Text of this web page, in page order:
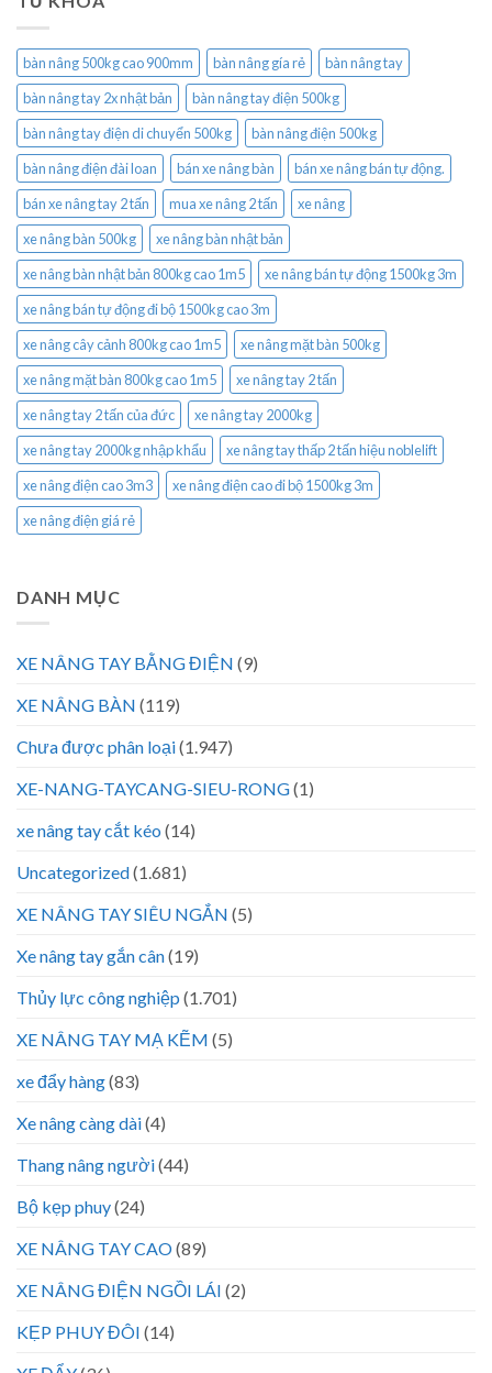
bàn nâng 500kg cao 900mm bàn nâng gía rẻ
bàn nâng tay
bàn nâng tay 2x nhật bản
bàn nâng tay điện 500kg
bàn nâng tay điện di chuyển 500kg
bàn nâng điện 500kg
bàn nâng điện đài loan
bán xe nâng bàn
bán xe nâng bán tự động.
bán xe nâng tay 2 tấn
mua xe nâng 2 tấn
xe nâng
xe nâng bàn 500kg
xe nâng bàn nhật bản
xe nâng bàn nhật bản 800kg cao 1m5
xe nâng bán tự động 1500kg 3m
xe nâng bán tự động đi bộ 1500kg cao 3m
xe nâng cây cảnh 800kg cao 1m5
xe nâng mặt bàn 500kg
xe nâng mặt bàn 800kg cao 1m5
xe nâng tay 2 tấn
xe nâng tay 2 tấn của đức
xe nâng tay 2000kg
xe nâng tay 2000kg nhập khẩu
xe nâng tay thấp 2 tấn hiệu noblelift
xe nâng điện cao 3m3
xe nâng điện cao đi bộ 1500kg 3m
xe nâng điện giá rẻ
DANH MỤC
XE NÂNG TAY BẰNG ĐIỆN (9)
XE NÂNG BÀN (119)
Chưa được phân loại(1.947)
XE-NANG-TAYCANG-SIEU-RONG(1)
xe nâng tay cắt kéo (14)
Uncategorized(1.681)
XE NÂNG TAY SIÊU NGẮN (5)
Xe nâng tay gắn cân(19)
Thủy lực công nghiệp (1.701)
XE NÂNG TAY MẠ KẼM (5)
xe đẩy hàng(83)
Xe nâng càng dài(4)
Thang nâng người(44)
Bộ kẹp phuy(24)
XE NÂNG TAY CAO(89)
XE NÂNG ĐIỆN NGỒI LÁI (2)
KẸP PHUY ĐÔI (14)